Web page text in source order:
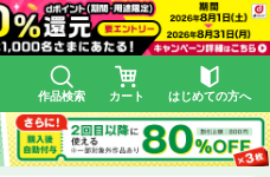
作品検索 カート はじめての方へ